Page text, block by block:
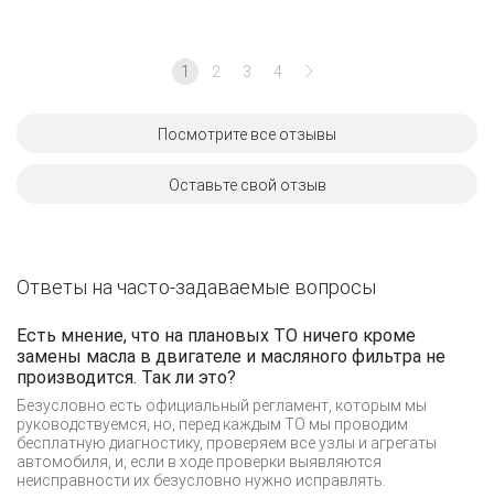
1 2 3 4
Посмотрите все отзывы
Оставьте свой отзыв
Ответы на часто-задаваемые вопросы
Есть мнение, что на плановых ТО ничего кроме
замены масла в двигателе и масляного фильтра не
производится. Так ли это?
Безусловно есть официальный регламент, которым мы
руководствуемся, но, перед каждым ТО мы проводим
бесплатную диагностику, проверяем все узлы и агрегаты
автомобиля, и, если в ходе проверки выявляются
неисправности их безусловно нужно исправлять.